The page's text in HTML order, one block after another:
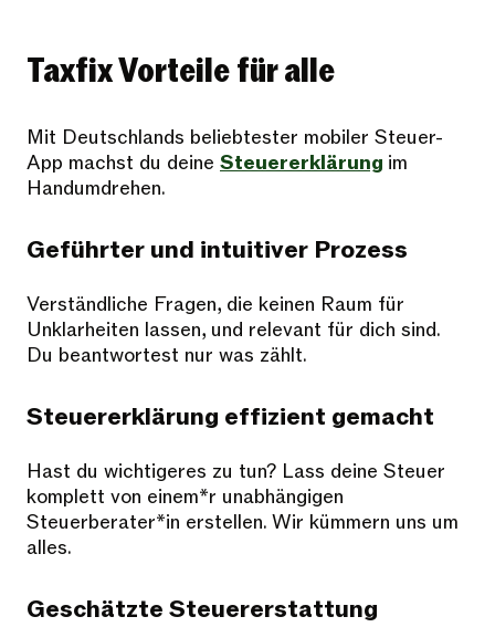
Taxfix Vorteile für alle
Mit Deutschlands beliebtester mobiler Steuer-
App machst du deine Steuererklärung im
Handumdrehen.
Geführter und intuitiver Prozess
Verständliche Fragen, die keinen Raum für
Unklarheiten lassen, und relevant für dich sind.
Du beantwortest nur was zählt.
Steuererklärung effizient gemacht
Hast du wichtigeres zu tun? Lass deine Steuer
komplett von einem*r unabhängigen
Steuerberater*in erstellen. Wir kümmern uns um
alles.
Geschätzte Steuererstattung​